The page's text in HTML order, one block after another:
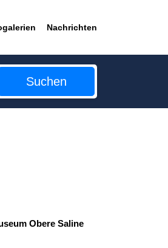
Nachrichten
Suchen
Obere Saline